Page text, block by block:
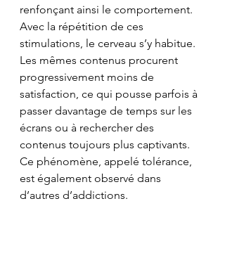
renfonçant ainsi le comportement.
Avec la répétition de ces
stimulations, le cerveau s’y habitue.
Les mêmes contenus procurent
progressivement moins de
satisfaction, ce qui pousse parfois à
passer davantage de temps sur les
écrans ou à rechercher des
contenus toujours plus captivants.
Ce phénomène, appelé tolérance,
est également observé dans
d’autres d’addictions.